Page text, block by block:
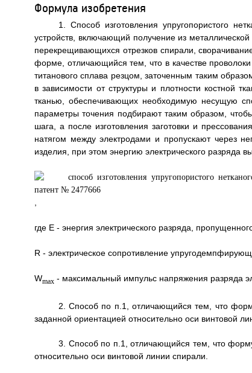
Формула изобретения
1. Способ изготовления упругопористого
устройств, включающий получение из
перекрещивающихся отрезков спирали,
форме, отличающийся тем, что в качестве
титанового сплава резцом, заточенным таким
в зависимости от структуры и плотности костной
тканью, обеспечивающих необходимую несущую
параметры точения подбирают таким образом,
шага, а после изготовления заготовки и
натягом между электродами и пропускают через
изделия, при этом энергию электрического разряда
где E - энергия электрического разряда,
R - электрическое сопротивление
Wmax- максимальный импульс напряжения разряда
2. Способ по п.1, отличающийся тем, что
заданной ориентацией относительно оси винтовой
3. Способ по п.1, отличающийся тем, что
относительно оси винтовой линии спирали.